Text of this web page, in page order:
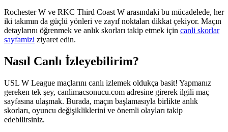
Rochester W ve RKC Third Coast W arasındaki bu mücadelede, her
iki takımın da güçlü yönleri ve zayıf noktaları dikkat çekiyor. Maçın
detaylarını öğrenmek ve anlık skorları takip etmek için canli skorlar
sayfamizi ziyaret edin.
Nasıl Canlı İzleyebilirim?
USL W League maçlarını canlı izlemek oldukça basit! Yapmanız
gereken tek şey, canlimacsonucu.com adresine girerek ilgili maç
sayfasına ulaşmak. Burada, maçın başlamasıyla birlikte anlık
skorları, oyuncu değişikliklerini ve önemli olayları takip
edebilirsiniz.